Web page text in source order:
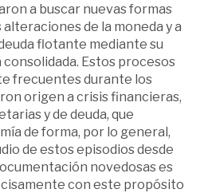
a buscar nuevas formas
de la moneda y a
flotante mediante su
Estos procesos
frecuentes durante los
origen a crisis financieras,
y de deuda, que
de forma, por lo general,
de estos episodios desde
novedosas es
con este propósito